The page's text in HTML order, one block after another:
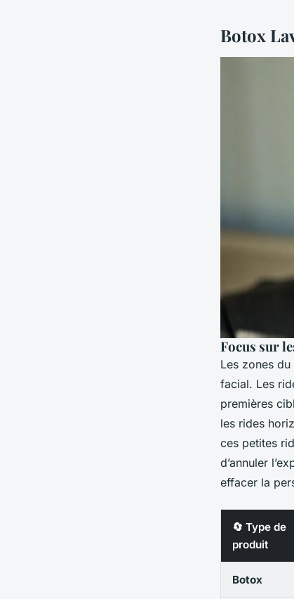
Botox
Focus sur
Les zones
facial. Les
premières
les rides
ces petites
d’annuler
effacer la
🔄 Type de
produit
Botox